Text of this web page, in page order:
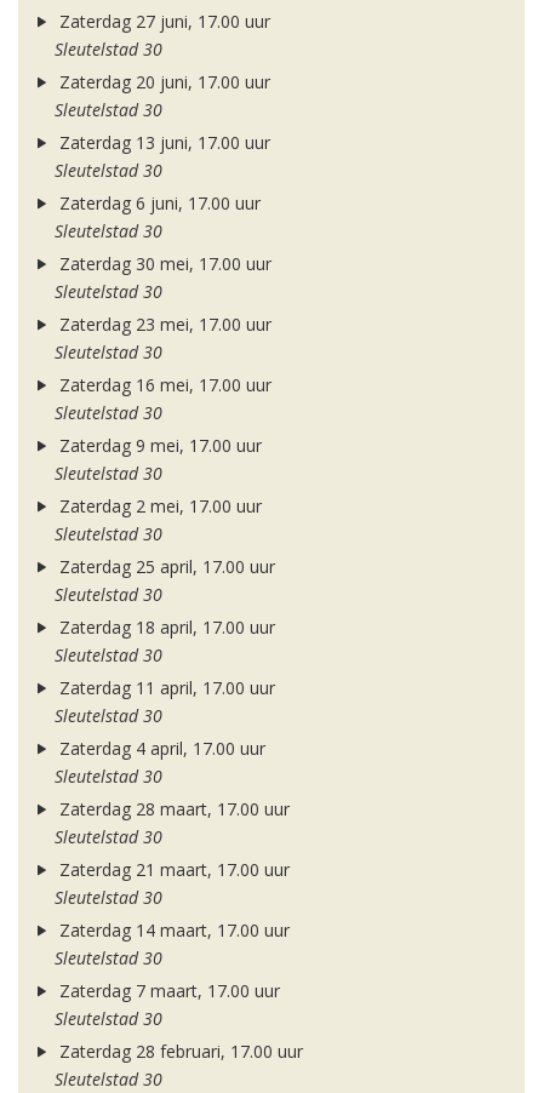
Zaterdag 27 juni, 17.00 uur
Sleutelstad 30
Zaterdag 20 juni, 17.00 uur
Sleutelstad 30
Zaterdag 13 juni, 17.00 uur
Sleutelstad 30
Zaterdag 6 juni, 17.00 uur
Sleutelstad 30
Zaterdag 30 mei, 17.00 uur
Sleutelstad 30
Zaterdag 23 mei, 17.00 uur
Sleutelstad 30
Zaterdag 16 mei, 17.00 uur
Sleutelstad 30
Zaterdag 9 mei, 17.00 uur
Sleutelstad 30
Zaterdag 2 mei, 17.00 uur
Sleutelstad 30
Zaterdag 25 april, 17.00 uur
Sleutelstad 30
Zaterdag 18 april, 17.00 uur
Sleutelstad 30
Zaterdag 11 april, 17.00 uur
Sleutelstad 30
Zaterdag 4 april, 17.00 uur
Sleutelstad 30
Zaterdag 28 maart, 17.00 uur
Sleutelstad 30
Zaterdag 21 maart, 17.00 uur
Sleutelstad 30
Zaterdag 14 maart, 17.00 uur
Sleutelstad 30
Zaterdag 7 maart, 17.00 uur
Sleutelstad 30
Zaterdag 28 februari, 17.00 uur
Sleutelstad 30